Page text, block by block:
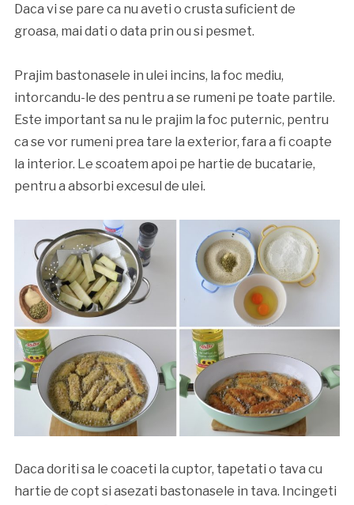
Daca vi se pare ca nu aveti o crusta suficient de
groasa, mai dati o data prin ou si pesmet.
Prajim bastonasele in ulei incins, la foc mediu,
intorcandu-le des pentru a se rumeni pe toate partile.
Este important sa nu le prajim la foc puternic, pentru
ca se vor rumeni prea tare la exterior, fara a fi coapte
la interior. Le scoatem apoi pe hartie de bucatarie,
pentru a absorbi excesul de ulei.
Daca doriti sa le coaceti la cuptor, tapetati o tava cu
hartie de copt si asezati bastonasele in tava. Incingeti